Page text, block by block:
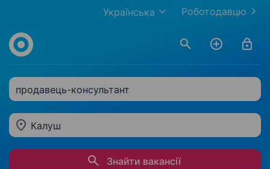
Роботодавцю
Українська
продавець-консультант
Калуш
Знайти вакансії